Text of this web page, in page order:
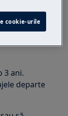
3 ani.
departe
cookie-urile